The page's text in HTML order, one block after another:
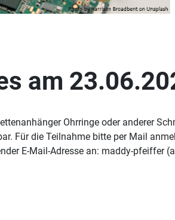
am
Ohrringe oder anderer
Für die Teilnahme bitte per Mail
E-Mail-Adresse an: maddy-pfeiffer